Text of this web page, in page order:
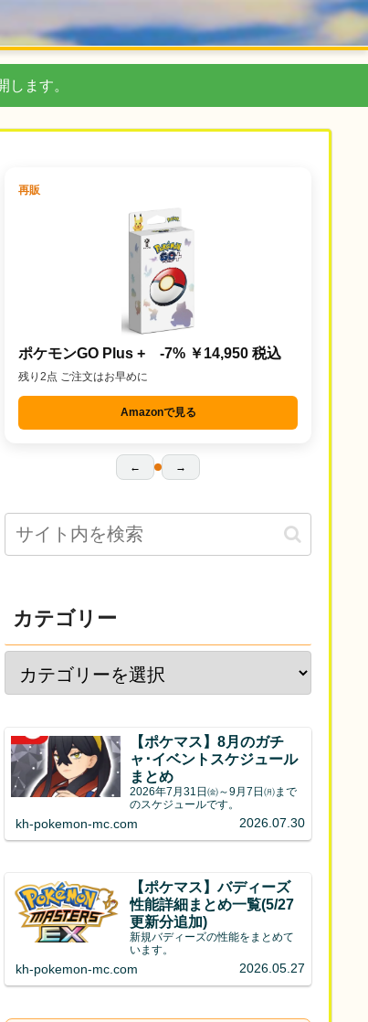
します。
再販
ポケモンGO Plus + -7% ￥14,950 税込
残り2点 ご注文はお早めに
Amazonで見る
← →
カテゴリー
【ポケマス】8月のガチ
ャ･イベントスケジュール
まとめ
2026年7月31日㈮～9月7日㈪まで
のスケジュールです。
kh-pokemon-mc.com 2026.07.30
【ポケマス】バディーズ
性能詳細まとめ一覧(5/27
更新分追加)
新規バディーズの性能をまとめて
います。
kh-pokemon-mc.com 2026.05.27